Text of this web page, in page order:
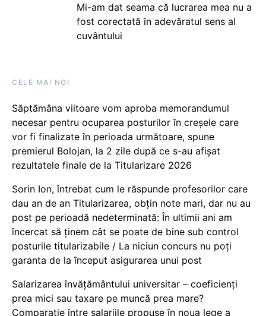
Mi-am dat seama că lucrarea mea nu a
fost corectată în adevăratul sens al
cuvântului
CELE MAI NOI
Săptămâna viitoare vom aproba memorandumul
necesar pentru ocuparea posturilor în creșele care
vor fi finalizate în perioada următoare, spune
premierul Bolojan, la 2 zile după ce s-au afișat
rezultatele finale de la Titularizare 2026
Sorin Ion, întrebat cum le răspunde profesorilor care
dau an de an Titularizarea, obțin note mari, dar nu au
post pe perioadă nedeterminată: În ultimii ani am
încercat să ținem cât se poate de bine sub control
posturile titularizabile / La niciun concurs nu poți
garanta de la început asigurarea unui post
Salarizarea învățământului universitar – coeficienți
prea mici sau taxare pe muncă prea mare?
Comparație între salariile propuse în noua lege a